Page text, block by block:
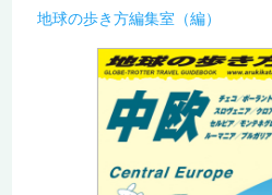
地球の歩き方編集室（編）